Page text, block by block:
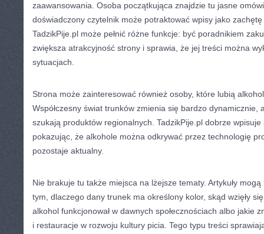
zaawansowania. Osoba początkująca znajdzie tu jasne
doświadczony czytelnik może potraktować wpisy jako
TadzikPije.pl może pełnić różne funkcje: być poradnikiem
zwiększa atrakcyjność strony i sprawia, że jej treści można
sytuacjach.
Strona może zainteresować również osoby, które lubią
Współczesny świat trunków zmienia się bardzo dynamicznie,
szukają produktów regionalnych. TadzikPije.pl dobrze
pokazując, że alkohole można odkrywać przez technologię
pozostaje aktualny.
Nie brakuje tu także miejsca na lżejsze tematy. Artykuły
tym, dlaczego dany trunek ma określony kolor, skąd wzięły
alkohol funkcjonował w dawnych społecznościach albo jakie
i restauracje w rozwoju kultury picia. Tego typu treści